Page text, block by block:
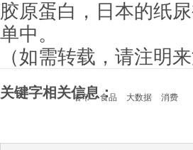
胶原蛋白，日本的纸
单中。
（如需转载，请注明
关键字相关信息：
春节 食品 大数据 消费